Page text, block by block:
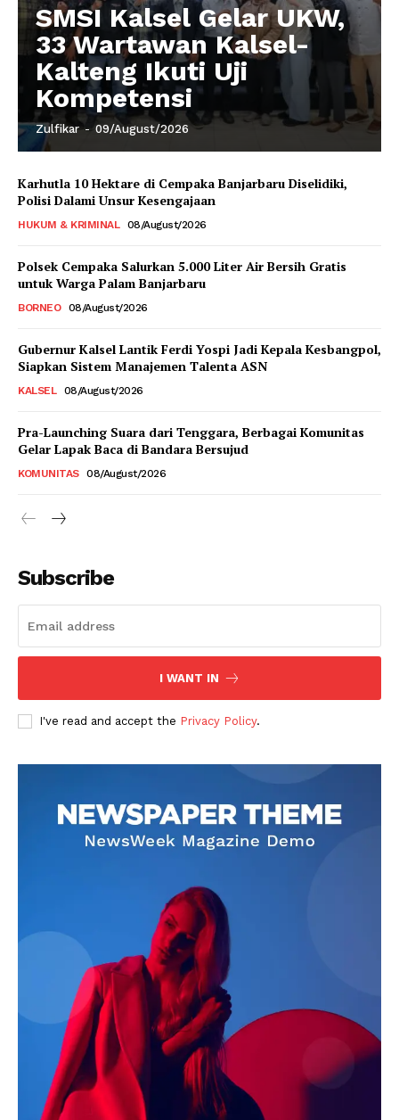
SMSI Kalsel Gelar UKW,
33 Wartawan Kalsel-
Kalteng Ikuti Uji
Kompetensi
Zulfikar - 09/August/2026
Karhutla 10 Hektare di Cempaka Banjarbaru Diselidiki,
Polisi Dalami Unsur Kesengajaan
HUKUM & KRIMINAL 08/August/2026
Polsek Cempaka Salurkan 5.000 Liter Air Bersih Gratis
untuk Warga Palam Banjarbaru
BORNEO 08/August/2026
Gubernur Kalsel Lantik Ferdi Yospi Jadi Kepala Kesbangpol,
Siapkan Sistem Manajemen Talenta ASN
KALSEL 08/August/2026
Pra-Launching Suara dari Tenggara, Berbagai Komunitas
Gelar Lapak Baca di Bandara Bersujud
KOMUNITAS 08/August/2026
Subscribe
I WANT IN
I've read and accept the Privacy Policy.